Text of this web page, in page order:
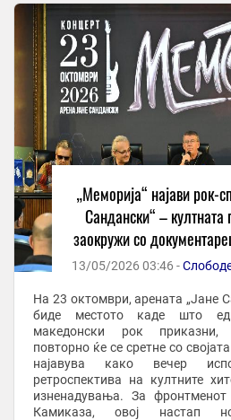
„Меморија“ најави рок-
Сандански“ – култната
заокружи со
материјал
13/05/2026 03:46 -
На 23 октомври, арената „Јане
биде местото каде што
македонски рок приказни,
повторно ќе се сретне со
најавува како вечер
ретроспектива на култните
изненадувања. За фронтменот Петар Георгиевски –
Камиказа, овој настап